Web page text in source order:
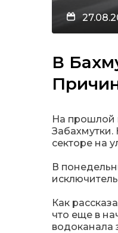
В
На прошлой
секторе на
В
Как
что еще в
водоканала